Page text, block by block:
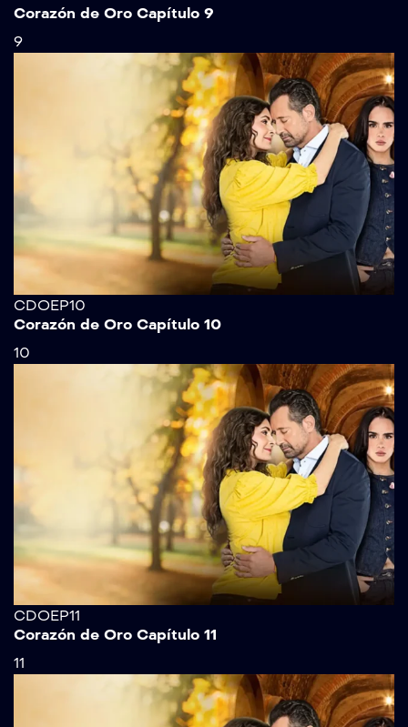
Corazón de Oro Capítulo 9
9
CDOEP10
Corazón de Oro Capítulo 10
10
CDOEP11
Corazón de Oro Capítulo 11
11